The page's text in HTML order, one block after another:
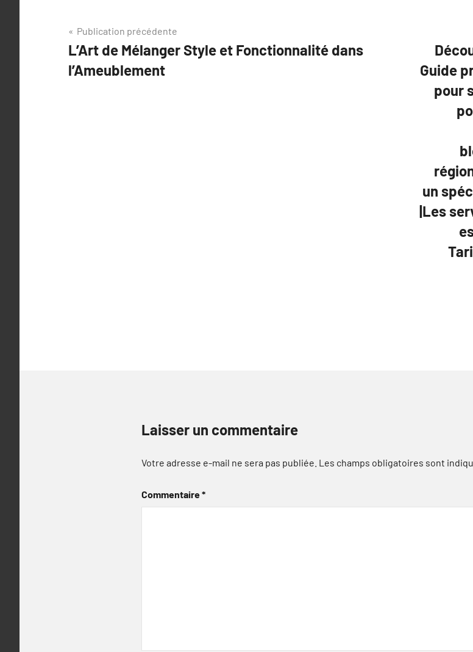
Navigation
de
l’article
Publication précédente
L’Art de Mélanger Style et Fonctionnalité dans
l’Ameublement
Guide
pour
un
|Les
Laisser un commentaire
Votre adresse e-mail ne sera pas publiée. Les champs obligatoires sont
Commentaire*